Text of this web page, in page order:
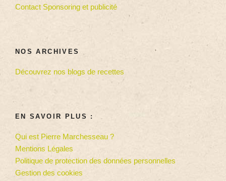
Contact Sponsoring et publicité
NOS ARCHIVES
Découvrez nos blogs de recettes
EN SAVOIR PLUS :
Qui est Pierre Marchesseau ?
Mentions Légales
Politique de protection des données personnelles
Gestion des cookies